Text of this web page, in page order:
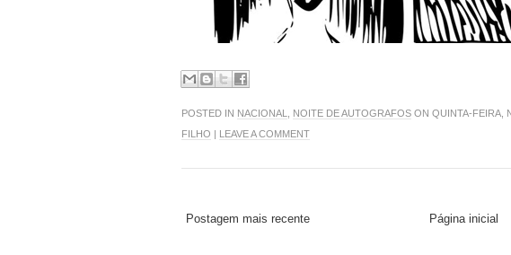
POSTED IN NACIONAL NOITE DE AUTOGRAFOS ON QUINTA-FEIRA,
FILHO | LEAVE A COMMENT
Postagem mais recente Página inicial